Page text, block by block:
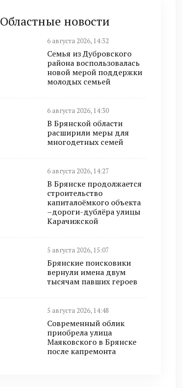
Областные новости
6 августа 2026, 14:32
Семья из Дубровского
района воспользовалась
новой мерой поддержки
молодых семьей
6 августа 2026, 14:30
В Брянской области
расширили меры для
многодетных семей
6 августа 2026, 14:27
В Брянске продолжается
строительство
капиталоёмкого объекта
–дороги-дублёра улицы
Карачижской
5 августа 2026, 15:07
Брянские поисковики
вернули имена двум
тысячам павших героев
5 августа 2026, 14:48
Современный облик
приобрела улица
Маяковского в Брянске
после капремонта